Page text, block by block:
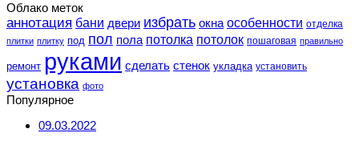
Облако меток
аннотация бани двери избрать окна особенности отделка
плитки плитку под пол пола потолка потолок пошаговая правильно
ремонт руками сделать стенок укладка установить
установка фото
Популярное
09.03.2022